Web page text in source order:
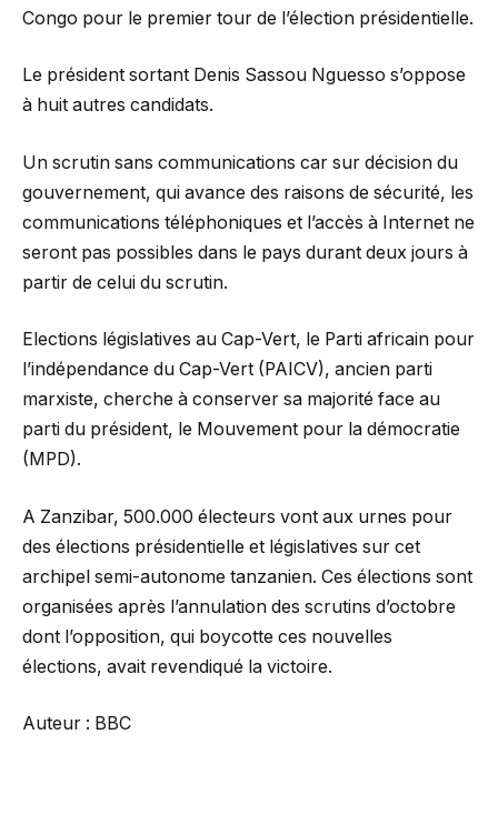
Congo pour le premier tour de l’élection présidentielle.
Le président sortant Denis Sassou Nguesso s’oppose
à huit autres candidats.
Un scrutin sans communications car sur décision du
gouvernement, qui avance des raisons de sécurité, les
communications téléphoniques et l’accès à Internet ne
seront pas possibles dans le pays durant deux jours à
partir de celui du scrutin.
Elections législatives au Cap-Vert, le Parti africain pour
l’indépendance du Cap-Vert (PAICV), ancien parti
marxiste, cherche à conserver sa majorité face au
parti du président, le Mouvement pour la démocratie
(MPD).
A Zanzibar, 500.000 électeurs vont aux urnes pour
des élections présidentielle et législatives sur cet
archipel semi-autonome tanzanien. Ces élections sont
organisées après l’annulation des scrutins d’octobre
dont l’opposition, qui boycotte ces nouvelles
élections, avait revendiqué la victoire.
Auteur : BBC